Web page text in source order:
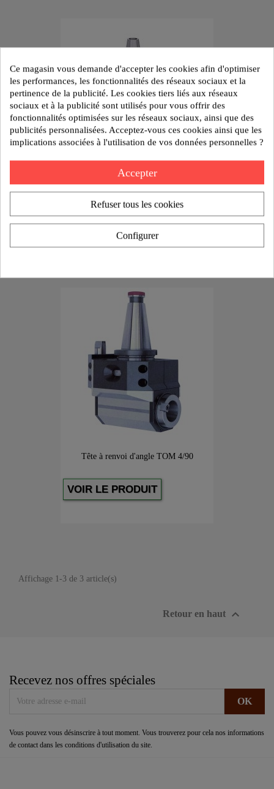
Tête à renvoi d'angle TOM 1/90
VOIR LE PRODUIT
Tête à renvoi d'angle TOM 4/90
VOIR LE PRODUIT
Affichage 1-3 de 3 article(s)
Retour en haut 
Recevez nos offres spéciales
Vous pouvez vous désinscrire à tout moment. Vous trouverez pour cela nos informations
de contact dans les conditions d'utilisation du site.
Ce magasin vous demande d'accepter les cookies afin d'optimiser
les performances, les fonctionnalités des réseaux sociaux et la
pertinence de la publicité. Les cookies tiers liés aux réseaux
sociaux et à la publicité sont utilisés pour vous offrir des
fonctionnalités optimisées sur les réseaux sociaux, ainsi que des
publicités personnalisées. Acceptez-vous ces cookies ainsi que les
implications associées à l'utilisation de vos données personnelles ?
Accepter
Refuser tous les cookies
Configurer